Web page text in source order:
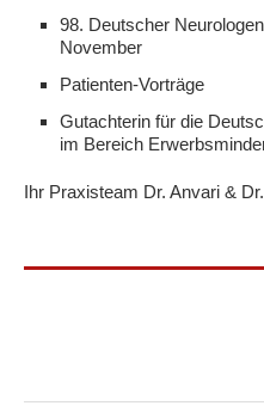
98. Deutscher
November
Patienten-Vorträge
Gutachterin für die
im Bereich
Ihr Praxisteam Dr. Anvari &